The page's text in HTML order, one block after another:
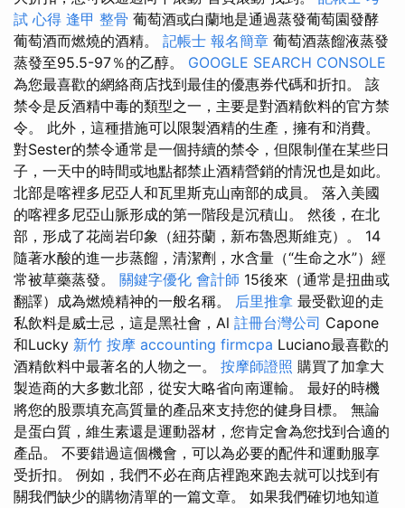
試 心得 逢甲 整骨 葡萄酒或白蘭地是通過蒸發葡萄園發酵
葡萄酒而燃燒的酒精。 記帳士 報名簡章 葡萄酒蒸餾液蒸發
蒸發至95.5-97％的乙醇。 GOOGLE SEARCH CONSOLE
為您最喜歡的網絡商店找到最佳的優惠券代碼和折扣。 該
禁令是反酒精中毒的類型之一，主要是對酒精飲料的官方禁
令。 此外，這種措施可以限製酒精的生產，擁有和消費。
對Sester的禁令通常是一個持續的禁令，但限制僅在某些日
子，一天中的時間或地點都禁止酒精營銷的情況也是如此。
北部是喀裡多尼亞人和瓦里斯克山南部的成員。 落入美國
的喀裡多尼亞山脈形成的第一階段是沉積山。 然後，在北
部，形成了花崗岩印象（紐芬蘭，新布魯恩斯維克）。 14
隨著水酸的進一步蒸餾，清潔劑，水含量（“生命之水”）經
常被草藥蒸發。 關鍵字優化 會計師 15後來（通常是扭曲或
翻譯）成為燃燒精神的一般名稱。 后里推拿 最受歡迎的走
私飲料是威士忌，這是黑社會，Al 註冊台灣公司 Capone
和Lucky 新竹 按摩 accounting firmcpa Luciano最喜歡的
酒精飲料中最著名的人物之一。 按摩師證照 購買了加拿大
製造商的大多數北部，從安大略省向南運輸。 最好的時機
將您的股票填充高質量的產品來支持您的健身目標。 無論
是蛋白質，維生素還是運動器材，您肯定會為您找到合適的
產品。 不要錯過這個機會，可以為必要的配件和運動服享
受折扣。 例如，我們不必在商店裡跑來跑去就可以找到有
關我們缺少的購物清單的一篇文章。 如果我們確切地知道